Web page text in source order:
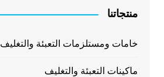
منتجاتنا
خامات ومستلزمات التعبئة والتغليف
ماكينات التعبئة والتغليف